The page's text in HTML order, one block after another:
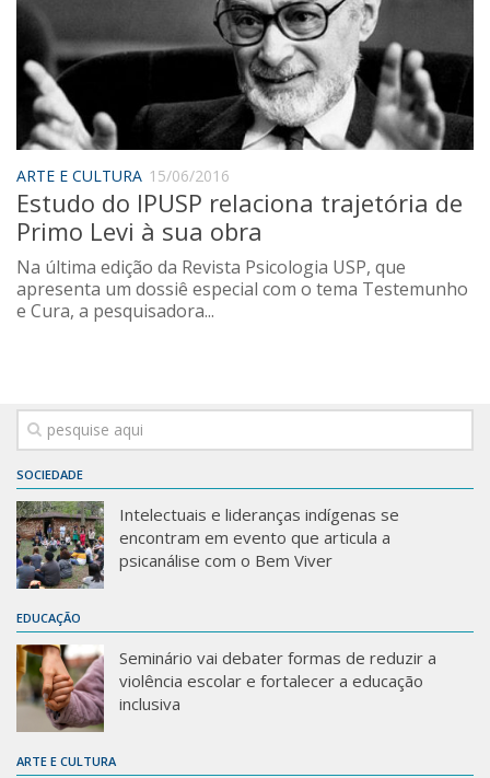
ARTE E CULTURA 15/06/2016
Estudo do IPUSP relaciona trajetória de
Primo Levi à sua obra
Na última edição da Revista Psicologia USP, que
apresenta um dossiê especial com o tema Testemunho
e Cura, a pesquisadora...
SOCIEDADE
Intelectuais e lideranças indígenas se
encontram em evento que articula a
psicanálise com o Bem Viver
EDUCAÇÃO
Seminário vai debater formas de reduzir a
violência escolar e fortalecer a educação
inclusiva
ARTE E CULTURA